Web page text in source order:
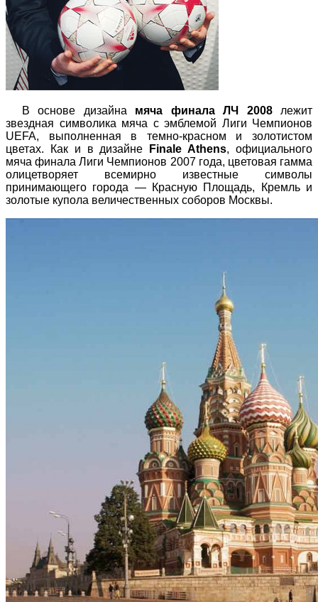
В основе дизайна мяча финала ЛЧ 2008лежит
звездная символика мяча с эмблемой Лиги Чемпионов
UEFA, выполненная в темно-красном и золотистом
цветах. Как и в дизайне
Finale Athens, официального
мяча финала Лиги Чемпионов 2007 года, цветовая гамма
олицетворяет всемирно известные символы
принимающего города — Красную Площадь, Кремль и
золотые купола величественных соборов Москвы.